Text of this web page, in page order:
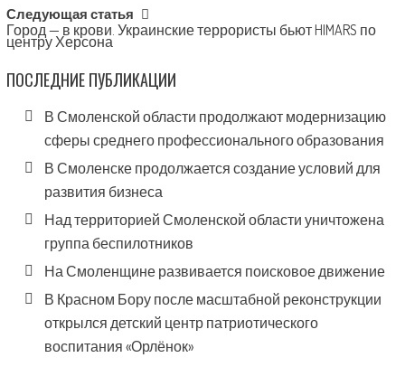
Следующая статья
Город — в крови. Украинские террористы бьют HIMARS по
центру Херсона
ПОСЛЕДНИЕ ПУБЛИКАЦИИ
В Смоленской области продолжают модернизацию
сферы среднего профессионального образования
В Смоленске продолжается создание условий для
развития бизнеса
Над территорией Смоленской области уничтожена
группа беспилотников
На Смоленщине развивается поисковое движение
В Красном Бору после масштабной реконструкции
открылся детский центр патриотического
воспитания «Орлёнок»